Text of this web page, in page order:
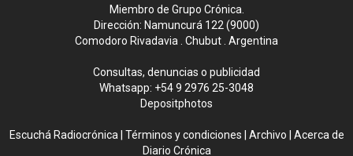
Miembro de Grupo Crónica.
Dirección: Namuncurá 122 (9000)
Comodoro Rivadavia . Chubut . Argentina
Consultas, denuncias o publicidad
Whatsapp: +54 9 2976 25-3048
Depositphotos
Escuchá Radiocrónica| Términos y condiciones Archivo
Acerca de
Diario Crónica